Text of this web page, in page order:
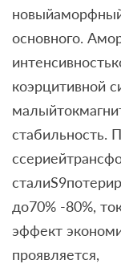
основного.
коэрцитивной
стабильность.
до70% -80%,
эффект
проявляется,